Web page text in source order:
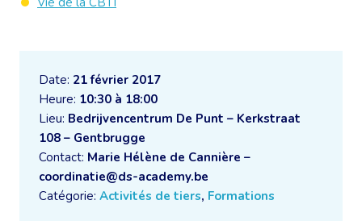
Date: 21 février 2017
Heure: 10:30 à 18:00
Lieu: Bedrijvencentrum De Punt – Kerkstraat
108 – Gentbrugge
Contact: Marie Hélène de Cannière –
coordinatie@ds-academy.be
Catégorie: Activités de tiers, Formations